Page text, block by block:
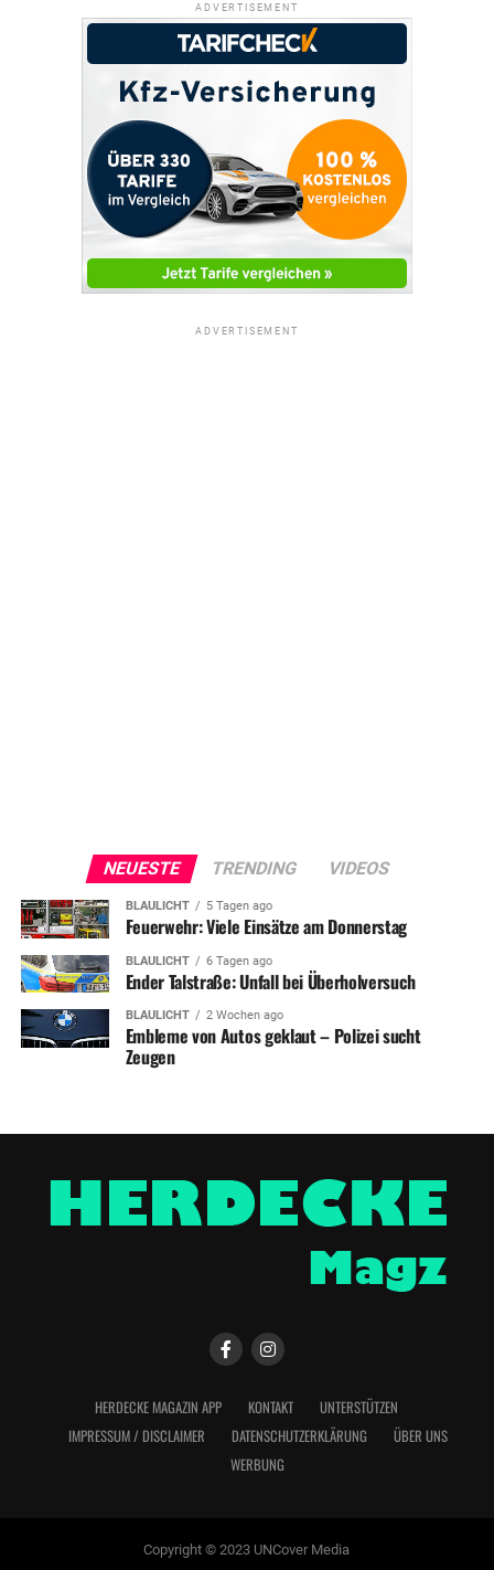
ADVERTISEMENT
ADVERTISEMENT
NEUESTE TRENDING VIDEOS
BLAULICHT 5 Tagen ago
Feuerwehr: Viele Einsätze am Donnerstag
BLAULICHT 6 Tagen ago
Ender Talstraße: Unfall bei Überholversuch
BLAULICHT 2 Wochen ago
Embleme von Autos geklaut – Polizei sucht
Zeugen
HERDECKE MAGAZIN APP KONTAKT
UNTERSTÜTZEN
IMPRESSUM / DISCLAIMER
DATENSCHUTZERKLÄRUNG
ÜBER UNS
WERBUNG
Copyright © 2023 UNCover Media